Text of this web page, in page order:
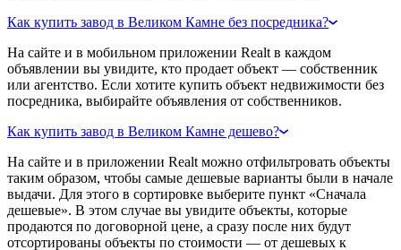
Как купить завод в Великом Камне без посредника?
На сайте и в мобильном приложении Realt в каждом
объявлении вы увидите, кто продает объект — собственник
или агентство. Если хотите купить объект недвижимости без
посредника, выбирайте объявления от собственников.
Как купить завод в Великом Камне дешево?
На сайте и в приложении Realt можно отфильтровать объекты
таким образом, чтобы самые дешевые варианты были в начале
выдачи. Для этого в сортировке выберите пункт «Сначала
дешевые». В этом случае вы увидите объекты, которые
продаются по договорной цене, а сразу после них будут
отсортированы объекты по стоимости — от дешевых к